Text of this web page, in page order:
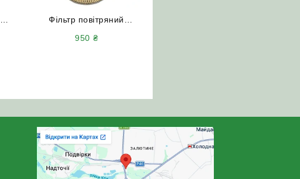
Фільтр повітряний
950 ₴